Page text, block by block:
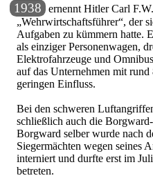
1938 ernennt Hitler Carl
Wehrwirtschaftsführer , der
Aufgaben zu kümmern hatte.
als einziger Personenwagen,
Elektrofahrzeuge und
auf das Unternehmen mit
geringen Einfluss.
Bei den schweren
schließlich auch die
Borgward selber wurde nach
Siegermächten wegen seines
interniert und durfte erst im
betreten.